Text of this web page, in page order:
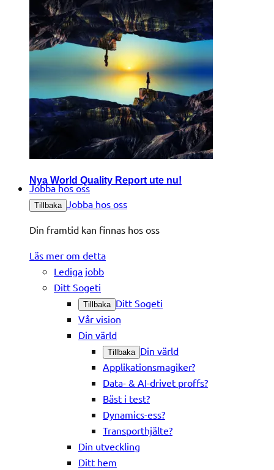
Nya World Quality Report ute nu!
Jobba hos oss
Tillbaka Jobba hos oss
Din framtid kan finnas hos oss
Läs mer om detta
Lediga jobb
Ditt Sogeti
Tillbaka Ditt Sogeti
Vår vision
Din värld
Tillbaka Din värld
Applikationsmagiker?
Data- & AI-drivet proffs?
Bäst i test?
Dynamics-ess?
Transporthjälte?
Din utveckling
Ditt hem